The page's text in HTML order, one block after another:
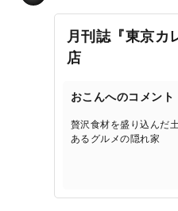
月刊誌『東京カ
店
おこんへのコメント
贅沢食材を盛り込んだ
あるグルメの隠れ家